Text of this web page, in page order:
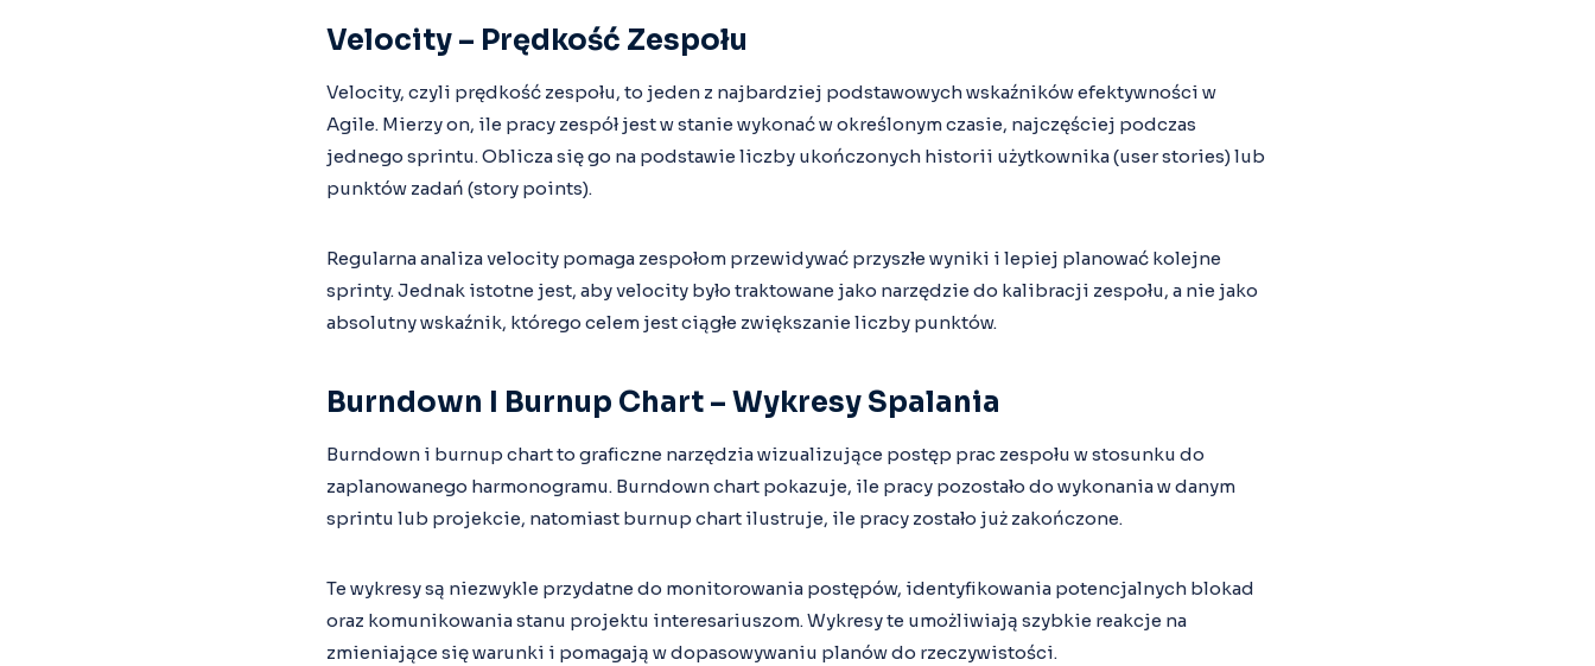
Velocity – Prędkość Zespołu
Velocity, czyli prędkość zespołu, to jeden z najbardziej podstawowych wskaźników efektywności w
Agile. Mierzy on, ile pracy zespół jest w stanie wykonać w określonym czasie, najczęściej podczas
jednego sprintu. Oblicza się go na podstawie liczby ukończonych historii użytkownika (user stories) lub
punktów zadań (story points).
Regularna analiza velocity pomaga zespołom przewidywać przyszłe wyniki i lepiej planować kolejne
sprinty. Jednak istotne jest, aby velocity było traktowane jako narzędzie do kalibracji zespołu, a nie jako
absolutny wskaźnik, którego celem jest ciągłe zwiększanie liczby punktów.
Burndown I Burnup Chart – Wykresy Spalania
Burndown i burnup chart to graficzne narzędzia wizualizujące postęp prac zespołu w stosunku do
zaplanowanego harmonogramu. Burndown chart pokazuje, ile pracy pozostało do wykonania w danym
sprintu lub projekcie, natomiast burnup chart ilustruje, ile pracy zostało już zakończone.
Te wykresy są niezwykle przydatne do monitorowania postępów, identyfikowania potencjalnych blokad
oraz komunikowania stanu projektu interesariuszom. Wykresy te umożliwiają szybkie reakcje na
zmieniające się warunki i pomagają w dopasowywaniu planów do rzeczywistości.